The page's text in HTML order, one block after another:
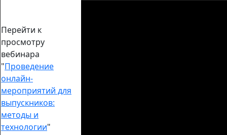
Перейти к
просмотру
вебинара
"Проведение
онлайн-
мероприятий для
выпускников:
методы и
технологии"